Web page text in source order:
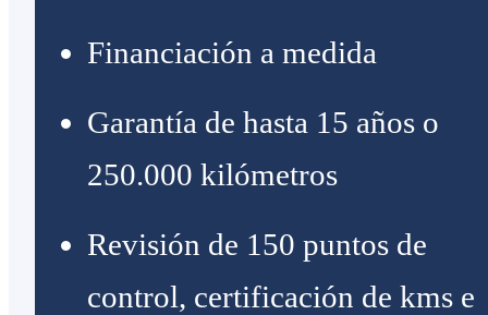
Financiación a medida
Garantía de hasta 15 años o
250.000 kilómetros
Revisión de 150 puntos de
control, certificación de kms e